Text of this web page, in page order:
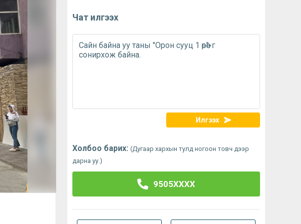
Чат илгээх
Илгээх
Холбоо барих: (Дугаар хархын тулд ногоон товч дээр
дарна уу.)
9505XXXX